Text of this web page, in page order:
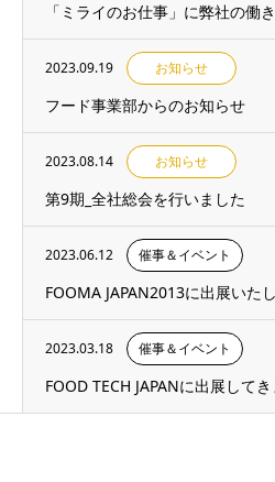
「ミライのお仕事」に弊社の働
2023.09.19 お知らせ
フード事業部からのお知らせ
2023.08.14 お知らせ
第9期_全社総会を行いました
2023.06.12 催事＆イベント
FOOMA JAPAN2013に出展いた
2023.03.18 催事＆イベント
FOOD TECH JAPANに出展してき